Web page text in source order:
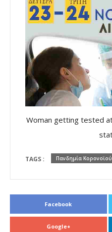
Woman getting tested
TAGS : Πανδημία Κορονοϊού
Facebook
Google+